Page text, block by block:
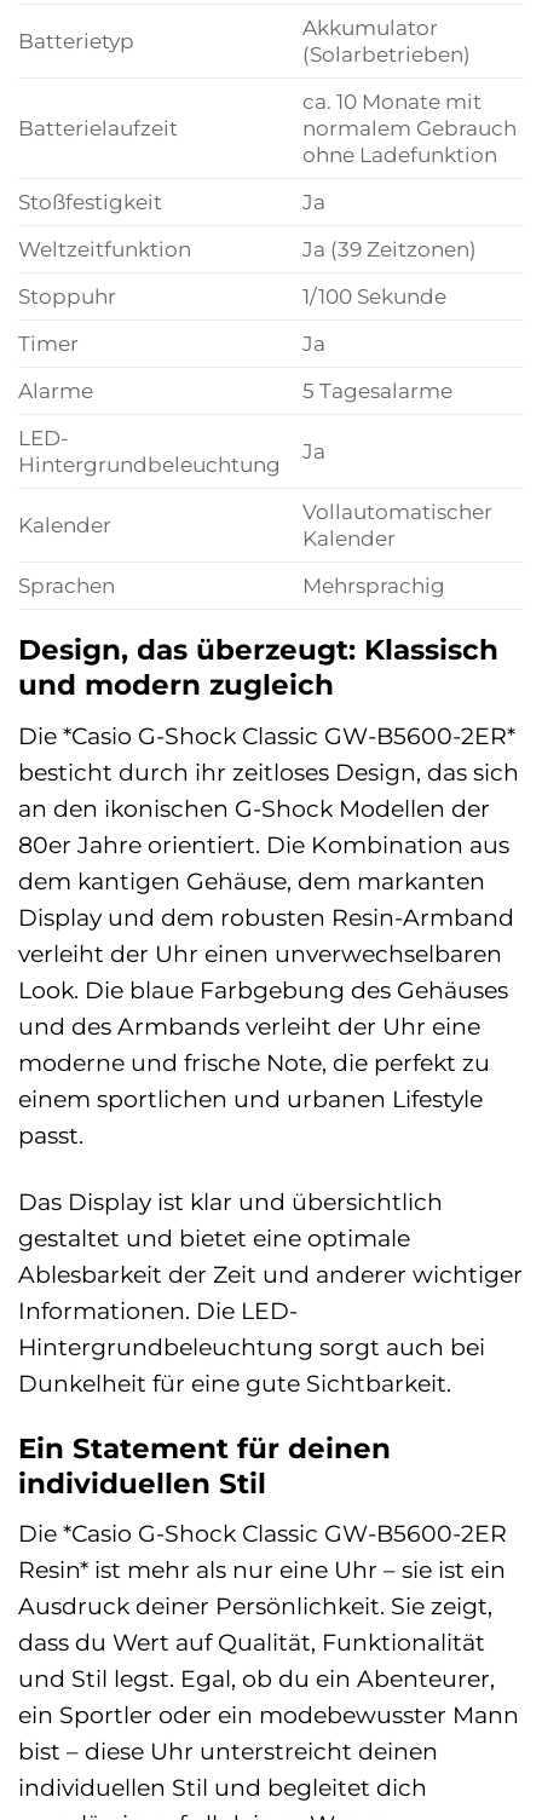
Batterietyp
Akkumulator
(Solarbetrieben)
Batterielaufzeit
ca. 10 Monate mit
normalem Gebrauch
ohne Ladefunktion
Stoßfestigkeit
Ja
Weltzeitfunktion
Ja (39 Zeitzonen)
Stoppuhr
1/100 Sekunde
Timer
Ja
Alarme
5 Tagesalarme
LED-
Hintergrundbeleuchtung
Ja
Kalender
Vollautomatischer
Kalender
Sprachen
Mehrsprachig
Design, das überzeugt: Klassisch
und modern zugleich
Die *Casio G-Shock Classic GW-B5600-2ER*
besticht durch ihr zeitloses Design, das sich
an den ikonischen G-Shock Modellen der
80er Jahre orientiert. Die Kombination aus
dem kantigen Gehäuse, dem markanten
Display und dem robusten Resin-Armband
verleiht der Uhr einen unverwechselbaren
Look. Die blaue Farbgebung des Gehäuses
und des Armbands verleiht der Uhr eine
moderne und frische Note, die perfekt zu
einem sportlichen und urbanen Lifestyle
passt.
Das Display ist klar und übersichtlich
gestaltet und bietet eine optimale
Ablesbarkeit der Zeit und anderer wichtiger
Informationen. Die LED-
Hintergrundbeleuchtung sorgt auch bei
Dunkelheit für eine gute Sichtbarkeit.
Ein Statement für deinen
individuellen Stil
Die *Casio G-Shock Classic GW-B5600-2ER
Resin* ist mehr als nur eine Uhr – sie ist ein
Ausdruck deiner Persönlichkeit. Sie zeigt,
dass du Wert auf Qualität, Funktionalität
und Stil legst. Egal, ob du ein Abenteurer,
ein Sportler oder ein modebewusster Mann
bist – diese Uhr unterstreicht deinen
individuellen Stil und begleitet dich